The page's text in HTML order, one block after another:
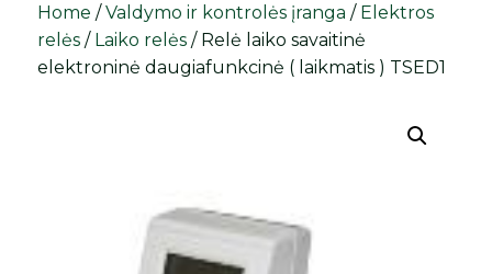
Home /Valdymo ir kontrolės įranga / Elektros
relės / Laiko relės / Relė laiko savaitinė
elektroninė daugiafunkcinė ( laikmatis ) TSED1